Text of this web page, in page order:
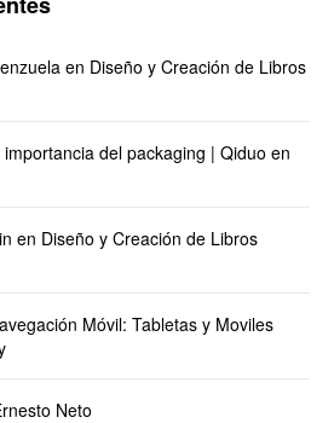
en Diseño y Creación de Libros
del packaging | Qiduo en
en Diseño y Creación de Libros
Móvil: Tabletas y Moviles
Neto